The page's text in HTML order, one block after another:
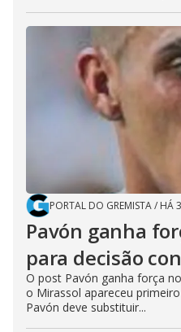
PORTAL DO GREMISTA/ HÁ
Pavón ganha
para decisão
O post Pavón ganha força
o Mirassol apareceu
Pavón deve substituir...